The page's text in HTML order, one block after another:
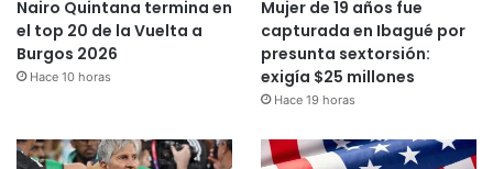
Nairo Quintana termina en
el top 20 de la Vuelta a
Burgos 2026
Hace 10 horas
Mujer de 19 años fue
capturada en Ibagué por
presunta sextorsión:
exigía $25 millones
Hace 19 horas